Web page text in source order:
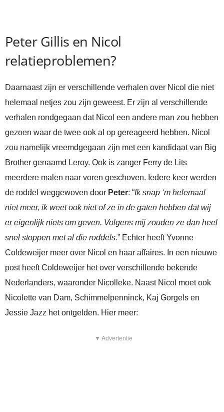
Peter Gillis en Nicol
relatieproblemen?
Daarnaast zijn er verschillende verhalen over Nicol die niet
helemaal netjes zou zijn geweest. Er zijn al verschillende
verhalen rondgegaan dat Nicol een andere man zou hebben
gezoen waar de twee ook al op gereageerd hebben. Nicol
zou namelijk vreemdgegaan zijn met een kandidaat van Big
Brother genaamd Leroy. Ook is zanger Ferry de Lits
meerdere malen naar voren geschoven. Iedere keer werden
de roddel weggewoven door Peter: “Ik snap ‘m helemaal
niet meer, ik weet ook niet of ze in de gaten hebben dat wij
er eigenlijk niets om geven. Volgens mij zouden ze dan heel
snel stoppen met al die roddels.” Echter heeft Yvonne
Coldeweijer meer over Nicol en haar affaires. In een nieuwe
post heeft Coldeweijer het over verschillende bekende
Nederlanders, waaronder Nicolleke. Naast Nicol moet ook
Nicolette van Dam, Schimmelpenninck, Kaj Gorgels en
Jessie Jazz het ontgelden. Hier meer:
▼ Advertentie